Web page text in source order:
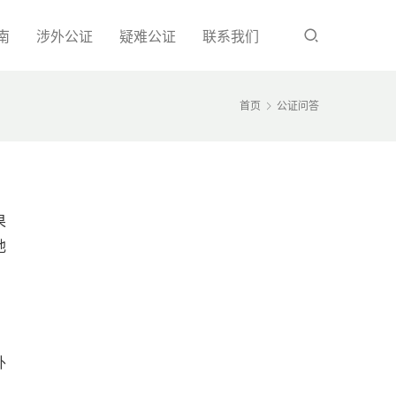
涉外公证 疑难公证 联系我们
首页 公证问答